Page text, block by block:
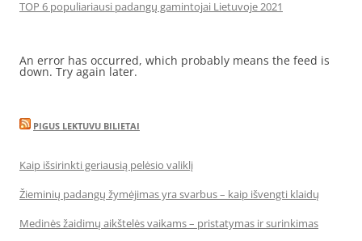
TOP 6 populiariausi padangų gamintojai Lietuvoje 2021
An error has occurred, which probably means the feed is
down. Try again later.
PIGUS LEKTUVU BILIETAI
Kaip išsirinkti geriausią pelėsio valiklį
Žieminių padangų žymėjimas yra svarbus – kaip išvengti klaidų
Medinės žaidimų aikštelės vaikams – pristatymas ir surinkimas